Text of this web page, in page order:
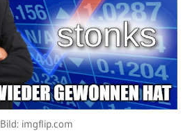
Bild: imgflip.com